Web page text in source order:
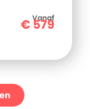
eenVanaf
€579